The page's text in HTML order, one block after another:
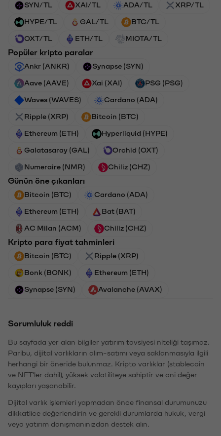
SYN/TL XAI/TL ADA/TL XRP/TL
HYPE/TL GAL/TL BTC/TL
OXT/TL ETH/TL MIOTA/TL
Popüler kripto paralar
Ankr (ANKR) Synapse (SYN)
Aave (AAVE) Xai (XAI) PSG (PSG)
Waves (WAVES) Cardano (ADA)
Ripple (XRP) Bitcoin (BTC)
Ethereum (ETH) Hyperliquid (HYPE)
Galatasaray (GAL) Orchid (OXT)
Numeraire (NMR) Chiliz (CHZ)
Günün öne çıkanları
Bitcoin (BTC) Cardano (ADA)
Ethereum (ETH) Bat (BAT)
AC Milan (ACM) Chiliz (CHZ)
Kripto para fiyat tahminleri
Bitcoin (BTC) Ripple (XRP)
Bonk (BONK) Ethereum (ETH)
Synapse (SYN) Avalanche (AVAX)
Sorumluluk reddi
Bu sayfada yer alan bilgiler yatırım tavsiyesi niteliği taşımaz.
Paribu, dijital varlıkların alım-satımı veya saklanmasıyla ilgili
herhangi bir öneride bulunmaz. Kripto varlıklar (stablecoin
ve NFT'ler dahil), yüksek volatiliteye sahiptir ve ani değer
kayıpları yaşanabilir.
Dijital varlık işlemleri yapmadan önce finansal durumunuzu
dikkatlice değerlendirin ve gerekli durumlarda hukuk, vergi
veya yatırım danışmanınızdan destek alın.